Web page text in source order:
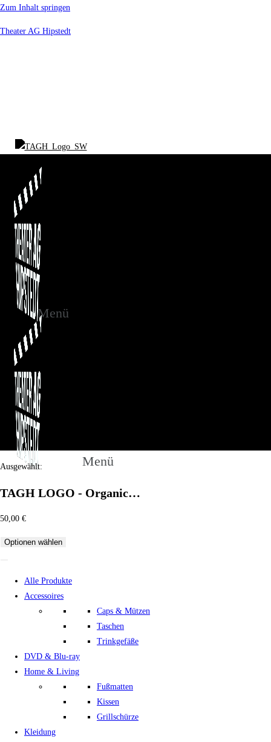
Zum Inhalt springen
Theater AG Hipstedt
Menü
Menü
Ausgewählt:
TAGH LOGO - Organic…
50,00 €
Optionen wählen
Alle Produkte
Accessoires
Caps & Mützen
Taschen
Trinkgefäße
DVD & Blu-ray
Home & Living
Fußmatten
Kissen
Grillschürze
Kleidung